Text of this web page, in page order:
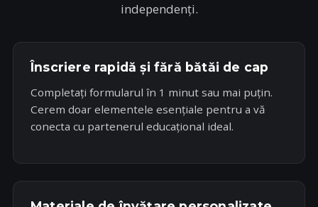
independenți.
Înscriere rapidă și fără bătăi de cap
Completați formularul în 1 minut sau mai puțin.
Cerem doar elementele esențiale pentru a vă
conecta cu partenerul educațional ideal.